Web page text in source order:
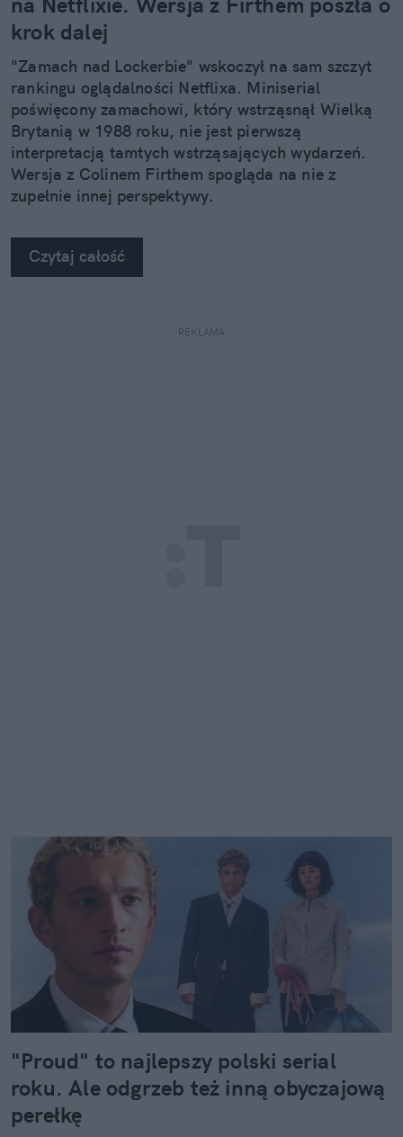
krok dalej
"Zamach nad Lockerbie" wskoczył na sam szczyt
rankingu oglądalności Netflixa. Miniserial
poświęcony zamachowi, który wstrząsnął Wielką
Brytanią w 1988 roku, nie jest pierwszą
interpretacją tamtych wstrząsających wydarzeń.
Wersja z Colinem Firthem spogląda na nie z
zupełnie innej perspektywy.
Czytaj całość
REKLAMA
"Proud" to najlepszy polski serial
roku. Ale odgrzeb też inną obyczajową
perełkę